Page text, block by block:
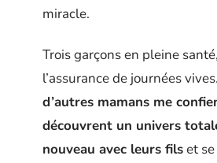
miracle.
Trois garçons en pleine
l’assurance de journées
d’autres mamans me
découvrent un univers
nouveau avec leurs filset